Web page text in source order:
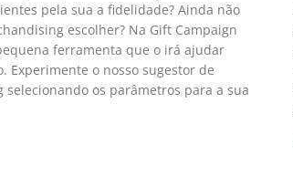
pela sua a fidelidade? Ainda não
escolher? Na Gift Campaign
ferramenta que o irá ajudar
Experimente o nosso sugestor de
selecionando os parâmetros para a sua